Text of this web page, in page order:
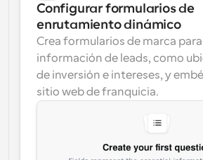
Recibe notificaciones cuando
Configurar formularios de
enrutamiento dinámico
Crea formularios de marca
información de leads, como
de inversión e intereses, y
sitio web de franquicia.